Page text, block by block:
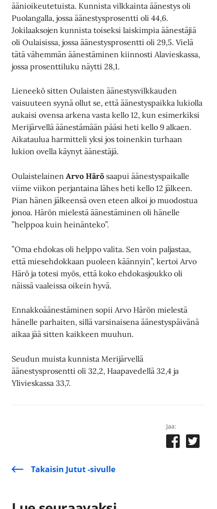
äänioikeutetuista. Kunnista vilkkainta äänestys oli
Puolangalla, jossa äänestysprosentti oli 44,6.
Jokilaaksojen kunnista toiseksi laiskimpia äänestäjiä
oli Oulaisissa, jossa äänestysprosentti oli 29,5. Vielä
tätä vähemmän äänestäminen kiinnosti Alavieskassa,
jossa prosenttiluku näytti 28,1.
Lieneekö sitten Oulaisten äänestysvilkkauden
vaisuuteen syynä ollut se, että äänestyspaikka lukiolla
aukaisi ovensa arkena vasta kello 12, kun esimerkiksi
Merijärvellä äänestämään pääsi heti kello 9 alkaen.
Aikataulua harmitteli yksi jos toinenkin turhaan
lukion ovella käynyt äänestäjä.
OulaistelainenArvo Härö saapui äänestyspaikalle
viime viikon perjantaina lähes heti kello 12 jälkeen.
Pian hänen jälkeensä oven eteen alkoi jo muodostua
jonoa. Härön mielestä äänestäminen oli hänelle
”helppoa kuin heinänteko”.
”Oma ehdokas oli helppo valita. Sen voin paljastaa,
että miesehdokkaan puoleen käännyin”, kertoi Arvo
Härö ja totesi myös, että koko ehdokasjoukko oli
näissä vaaleissa oikein hyvä.
Ennakkoäänestäminen sopii Arvo Härön mielestä
hänelle parhaiten, sillä varsinaisena äänestyspäivänä
aikaa jää sitten kaikkeen muuhun.
Seudun muista kunnista Merijärvellä
äänestysprosentti oli 32,2, Haapavedellä 32,4 ja
Ylivieskassa 33,7.
Jaa:
Takaisin Jutut -sivulle